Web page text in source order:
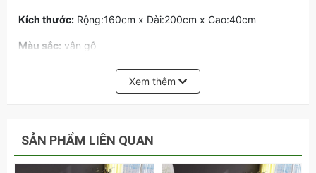
Kích thước: Rộng:160cm x Dài:200cm x Cao:40cm
Màu sắc: vân gỗ
Quý khách có thể lựa chọn mã màu theo yêu cầu
Xem thêm
SẢN PHẨM LIÊN QUAN